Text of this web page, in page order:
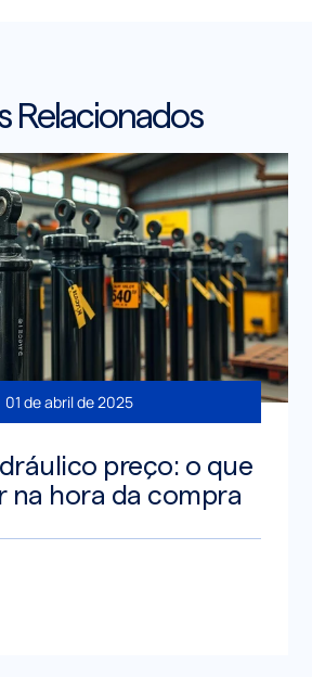
Relacionados
01 de abril de 2025
preço: o que
na hora da compra